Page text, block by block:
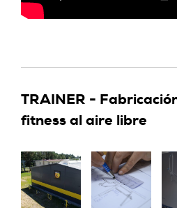
TRAINER -
fitness al aire libre